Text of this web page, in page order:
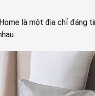
là một địa chỉ đáng